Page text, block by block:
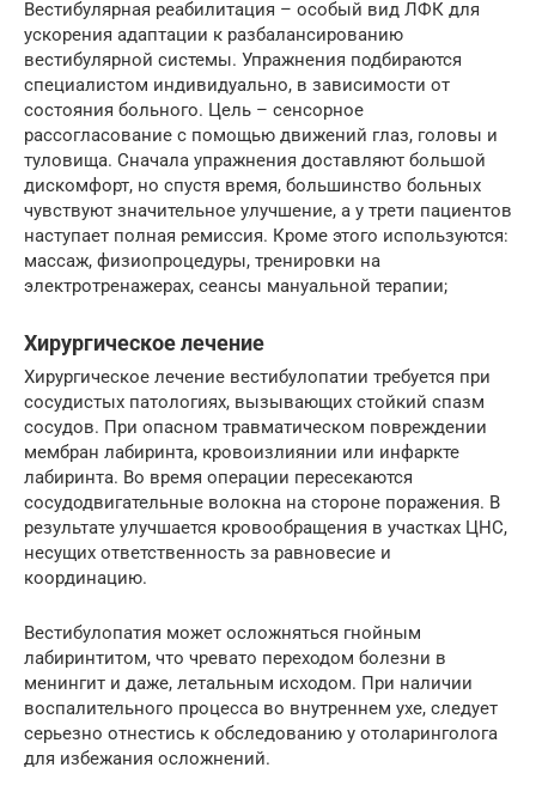
Вестибулярная реабилитация – особый вид ЛФК для
ускорения адаптации к разбалансированию
вестибулярной системы. Упражнения подбираются
специалистом индивидуально, в зависимости от
состояния больного. Цель – сенсорное
рассогласование с помощью движений глаз, головы и
туловища. Сначала упражнения доставляют большой
дискомфорт, но спустя время, большинство больных
чувствуют значительное улучшение, а у трети пациентов
наступает полная ремиссия. Кроме этого используются:
массаж, физиопроцедуры, тренировки на
электротренажерах, сеансы мануальной терапии;
Хирургическое лечение
Хирургическое лечение вестибулопатии требуется при
сосудистых патологиях, вызывающих стойкий спазм
сосудов. При опасном травматическом повреждении
мембран лабиринта, кровоизлиянии или инфаркте
лабиринта. Во время операции пересекаются
сосудодвигательные волокна на стороне поражения. В
результате улучшается кровообращения в участках ЦНС,
несущих ответственность за равновесие и
координацию.
Вестибулопатия может осложняться гнойным
лабиринтитом, что чревато переходом болезни в
менингит и даже, летальным исходом. При наличии
воспалительного процесса во внутреннем ухе, следует
серьезно отнестись к обследованию у отоларинголога
для избежания осложнений.